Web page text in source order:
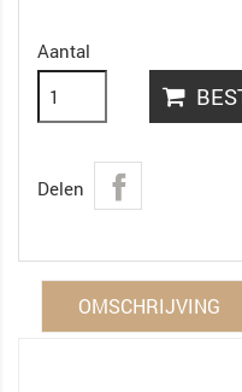
Aantal
Delen
OMSCHRIJVING